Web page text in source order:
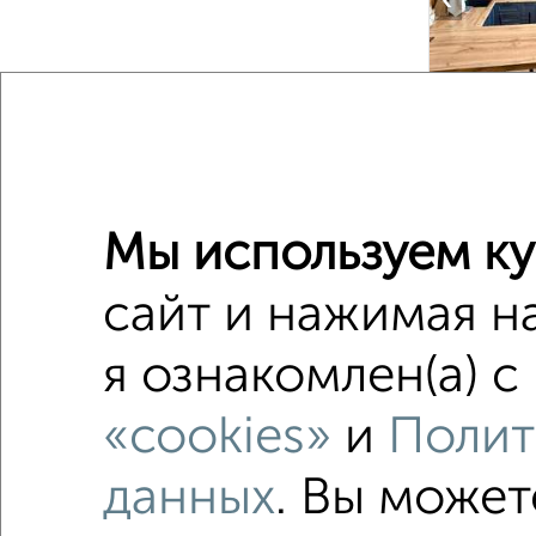
Поиск по
не
Мы используем
сайт и нажимая
я ознакомлен(а) с
«cookies» и
данных. Вы